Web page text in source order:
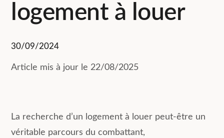
logement à louer
30/09/2024
Article mis à jour le 22/08/2025
La recherche d’un logement à louer peut-être un
véritable parcours du combattant,